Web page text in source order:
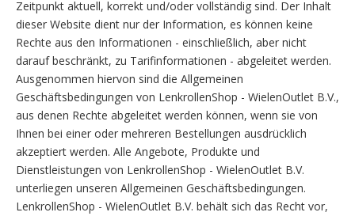
Zeitpunkt aktuell, korrekt und/oder vollständig sind. Der Inhalt
dieser Website dient nur der Information, es können keine
Rechte aus den Informationen - einschließlich, aber nicht
darauf beschränkt, zu Tarifinformationen - abgeleitet werden.
Ausgenommen hiervon sind die Allgemeinen
Geschäftsbedingungen von LenkrollenShop - WielenOutlet B.V.,
aus denen Rechte abgeleitet werden können, wenn sie von
Ihnen bei einer oder mehreren Bestellungen ausdrücklich
akzeptiert werden. Alle Angebote, Produkte und
Dienstleistungen von LenkrollenShop - WielenOutlet B.V.
unterliegen unseren Allgemeinen Geschäftsbedingungen.
LenkrollenShop - WielenOutlet B.V. behält sich das Recht vor,